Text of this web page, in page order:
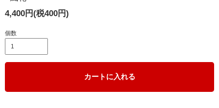
4,400円(税400円)
個数
カートに入れる